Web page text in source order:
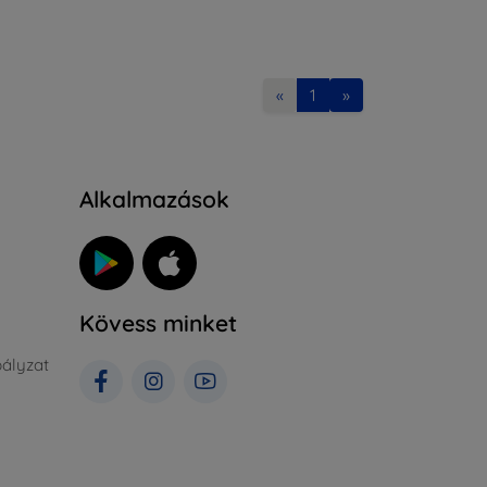
« 1 »
Alkalmazások
Kövess minket